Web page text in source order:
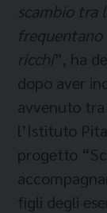
scambio tra
ricchi”, ha
dopo aver
avvenuto tra
l’Istituto
progetto
figli degli